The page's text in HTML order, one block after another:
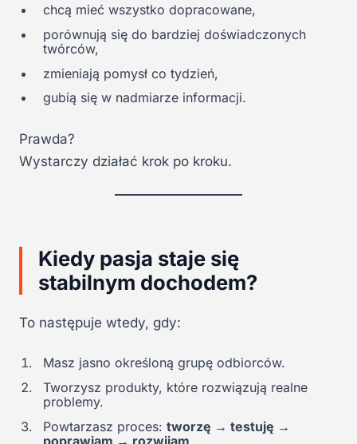
chcą mieć wszystko dopracowane,
porównują się do bardziej doświadczonych
twórców,
zmieniają pomysł co tydzień,
gubią się w nadmiarze informacji.
Prawda?
Wystarczy działać krok po kroku.
Kiedy pasja staje się
stabilnym dochodem?
To następuje wtedy, gdy:
Masz jasno określoną grupę odbiorców.
Tworzysz produkty, które rozwiązują realne
problemy.
Powtarzasz proces: tworzę → testuję →
poprawiam → rozwijam.